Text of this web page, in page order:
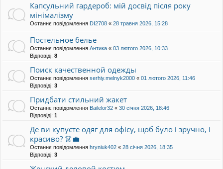
Капсульний гардероб: мій досвід після року
мінімалізму
Останнє повідомлення DI2708 « 28 травня 2026, 15:28
Постельное белье
Останнє повідомлення Антика « 03 лютого 2026, 10:33
Відповіді: 8
Поиск качественной одежды
Останнє повідомлення serhiy.melnyk2000 « 01 лютого 2026, 11:46
Відповіді: 3
Придбати стильний жакет
Останнє повідомлення Bailelor32 « 30 січня 2026, 18:46
Відповіді: 1
Де ви купуєте одяг для офісу, щоб було і зручно, і
красиво? 👗💼
Останнє повідомлення hryniuk402 « 28 січня 2026, 18:35
Відповіді: 3